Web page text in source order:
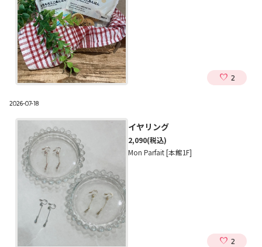
2
2026-07-18
イヤリング
2,090(税込)
Mon Parfait [本館1F]
2